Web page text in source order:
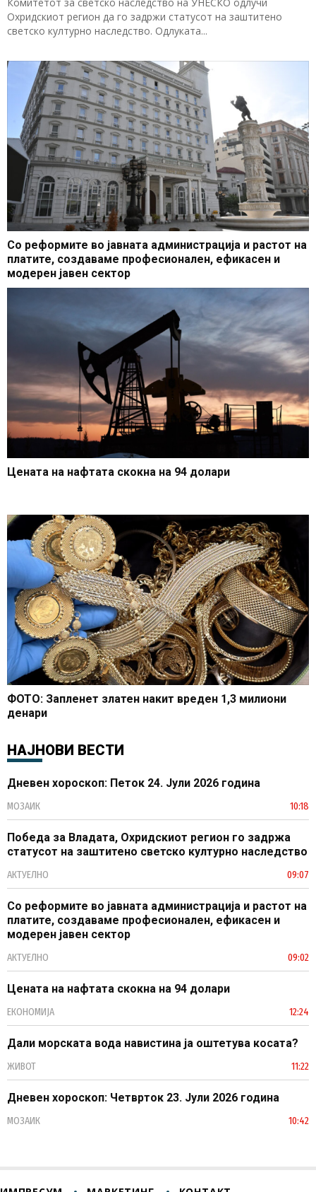
Комитетот за светско наследство на УНЕСКО одлучи
Охридскиот регион да го задржи статусот на заштитено
светско културно наследство. Одлуката...
Со реформите во јавната администрација и растот на
платите, создаваме професионален, ефикасен и
модерен јавен сектор
Цената на нафтата скокна на 94 долари
ФОТО: Запленет златен накит вреден 1,3 милиони
денари
НАЈНОВИ ВЕСТИ
Дневен хороскоп: Петок 24. Јули 2026 година
МОЗАИК 10:18
Победа за Владата, Охридскиот регион го задржа
статусот на заштитено светско културно наследство
АКТУЕЛНО 09:07
Со реформите во јавната администрација и растот на
платите, создаваме професионален, ефикасен и
модерен јавен сектор
АКТУЕЛНО 09:02
Цената на нафтата скокна на 94 долари
ЕКОНОМИЈА 12:24
Дали морската вода навистина ја оштетува косата?
ЖИВОТ 11:22
Дневен хороскоп: Четврток 23. Јули 2026 година
МОЗАИК 10:42